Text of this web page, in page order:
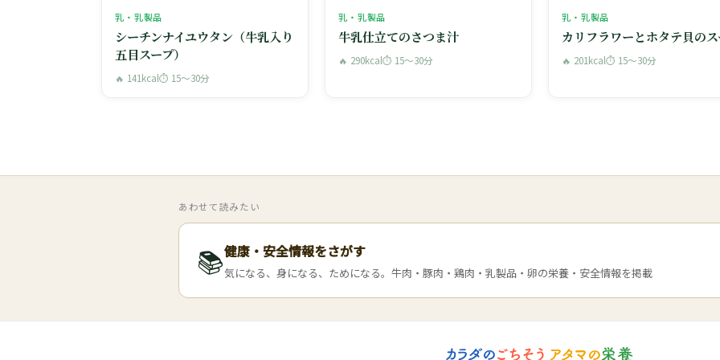
乳・乳製品
シーチンナイユウタン（牛乳入り
五目スープ）
🔥 141kcal⏱ 15〜30分
乳・乳製品
牛乳仕立てのさつま汁
🔥 290kcal⏱ 15〜30分
乳・乳製品
カリフラワーとホタテ貝の
🔥 201kcal⏱ 15〜30分
あわせて読みたい
📚健康・安全情報をさがす
気になる、身になる、ためになる。牛肉・豚肉・鶏肉・乳製品・卵の栄養・安全情報を掲載